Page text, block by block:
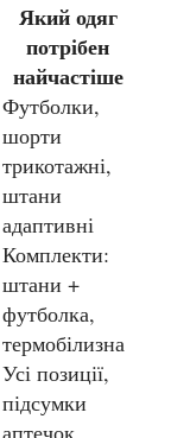
Який одяг
потрібен
найчастіше
Футболки,
шорти
трикотажні,
штани
адаптивні
Комплекти:
штани +
футболка,
термобілизна
Усі позиції,
підсумки